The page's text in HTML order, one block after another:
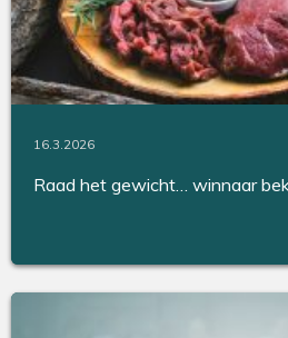
16.3.2026
Raad het gewicht… winnaar